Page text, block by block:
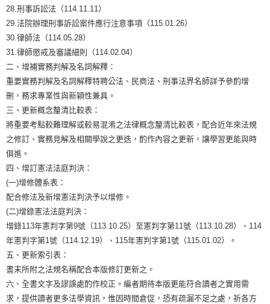
28.刑事訴訟法（114.11.11）
29.法院辦理刑事訴訟案件應行注意事項（115.01.26）
30.律師法（114.05.28）
31.律師懲戒及審議細則（114.02.04）
二、增補實務判解及名詞解釋：
重要實務判解及名詞解釋特聘公法、民商法、刑事法界名師詳予參酌增
刪，務求專業性與新穎性兼具。
三、更新概念釐清比較表：
將重要考點較難理解或較易混淆之法律概念釐清比較表，配合近年來法規
之修訂、實務見解及相關學說之更迭，酌作內容之更新，讓學習更能與時
俱進。
四、增訂憲法法庭判決：
(一)增修體系表：
配合修法及新增憲法判決予以增修。
(二)增錄憲法法庭判決：
增錄113年憲判字第9號（113.10.25）至憲判字第11號（113.10.28）、114
年憲判字第1號（114.12.19）、115年憲判字第1號（115.01.02）。
五、更新索引表：
書末所附之法規名稱配合本版修訂更新之。
六、全書文字及謬誤處酌作校正。編者期待本版更能符合讀者之實用需
求，提供讀者更多法學資訊，惟因時間倉促，恐有疏漏不足之處，祈各方